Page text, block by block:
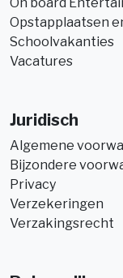
Opstapplaatsen
Schoolvakanties
Vacatures
Juridisch
Algemene
Bijzondere
Privacy
Verzekeringen
Verzakingsrecht